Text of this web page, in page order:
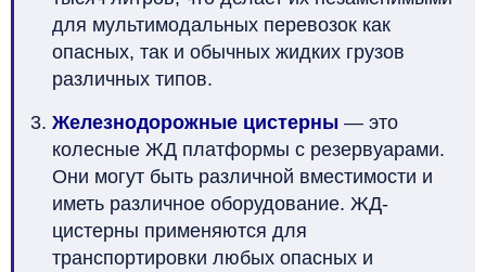
для мультимодальных перевозок как
опасных, так и обычных жидких грузов
различных типов.
Железнодорожные цистерны — это
колесные ЖД платформы с резервуарами.
Они могут быть различной вместимости и
иметь различное оборудование. ЖД-
цистерны применяются для
транспортировки любых опасных и